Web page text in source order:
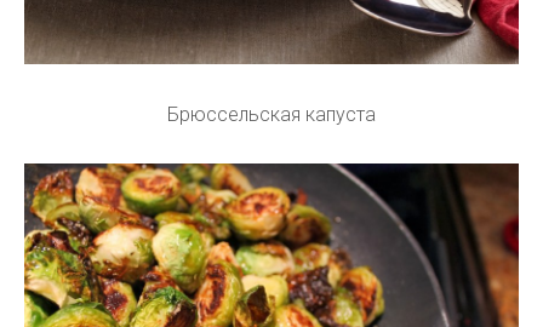
Брюссельская капуста